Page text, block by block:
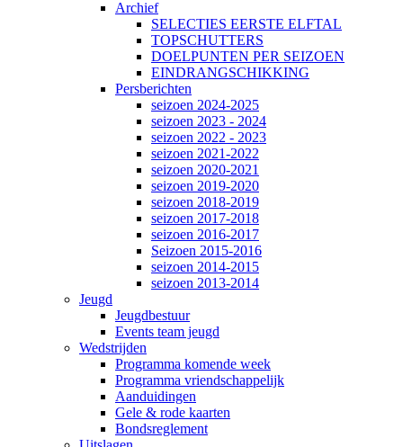
Archief
SELECTIES EERSTE ELFTAL
TOPSCHUTTERS
DOELPUNTEN PER SEIZOEN
EINDRANGSCHIKKING
Persberichten
seizoen 2024-2025
seizoen 2023 - 2024
seizoen 2022 - 2023
seizoen 2021-2022
seizoen 2020-2021
seizoen 2019-2020
seizoen 2018-2019
seizoen 2017-2018
seizoen 2016-2017
Seizoen 2015-2016
seizoen 2014-2015
seizoen 2013-2014
Jeugd
Jeugdbestuur
Events team jeugd
Wedstrijden
Programma komende week
Programma vriendschappelijk
Aanduidingen
Gele & rode kaarten
Bondsreglement